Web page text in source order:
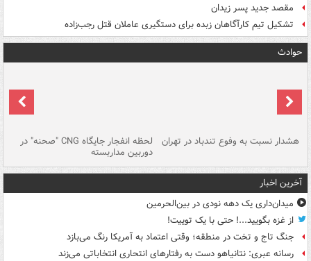
مقصد جدید پسر زیدان
تشکیل تیم کارآگاهان زبده برای دستگیری عاملان قتل رجب‌زاده
حوادث
هشدار نسبت به وفوع تندباد در تهران لحظه انفجار جایگاه CNG "صحنه" در
دوربین مداربسته
آخرین اخبار
میدان‌داری یک دهه نودی در بین‌الحرمین
از غزه بگویید...! حتی با یک توییت!
جنگ تاج و تخت در منطقه؛ وقتی اعتماد به آمریکا رنگ می‌بازد
رسانه عبری: نتانیاهو دست به رفتارهای انتحاری انتخاباتی می‌زند